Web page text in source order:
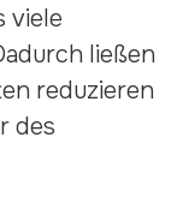
viele
ließen
reduzieren
des